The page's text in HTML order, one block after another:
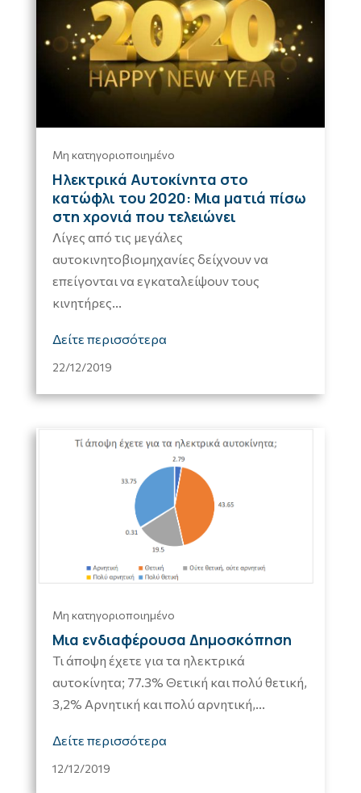
Ηλεκτρικά Αυτοκίνητα στο
κατώφλι του 2020: Μια ματιά πίσω
στη χρονιά που τελειώνει
22/12/2019
Μη κατηγοριοποιημένο
Λίγες από τις μεγάλες
αυτοκινητοβιομηχανίες δείχνουν να
επείγονται να εγκαταλείψουν τους
κινητήρες...
Δείτε περισσότερα
Μια ενδιαφέρουσα Δημοσκόπηση
12/12/2019
Μη κατηγοριοποιημένο
Τι άποψη έχετε για τα ηλεκτρικά
αυτοκίνητα; 77.3% Θετική και πολύ θετική,
3,2% Αρνητική και πολύ αρνητική,...
Δείτε περισσότερα